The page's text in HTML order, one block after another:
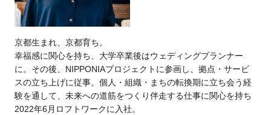
京都生まれ、京都育ち。
幸福感に関心を持ち、大学卒業後はウェディングプランナー
に。その後、NIPPONIAプロジェクトに参画し、拠点・サービ
スの立ち上げに従事。個人・組織・まちの転換期に立ち会う経
験を通して、未来への道筋をつくり伴走する仕事に関心を持ち
2022年6月ロフトワークに入社。